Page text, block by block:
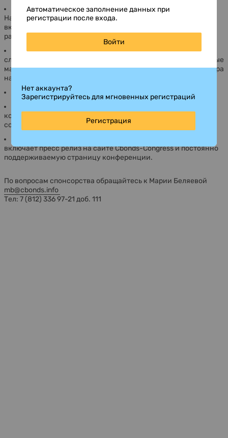
пре-маркетинга на этапе подготовки конференции.
Наименование компании и ее спонсорский статус
включаются во все рекламные рассылки Cbonds-Congress,
размещаются на сайте конференции;
маркетинга на конференции, который включает
следующие опции: стенд в фойе конференции, маркетинговые
материалы в папке участника конференции, логотип спонсора
на рекламных материалах и программе конференции;
возможности выступить в программе конференции;
количество бесплатных или льготных пропусков для
сотрудников спонсора или его клиентов;
включает пресс релиз на сайте Cbonds-Congress и постоянно
поддерживаемую страницу конференции.
По вопросам спонсорства обращайтесь к Марии Беляевой
mb@cbonds.info
Тел: 7 (812) 336 97-21 доб. 111
Автоматическое заполнение данных при
регистрации после входа.
Войти
Нет аккаунта?
Зарегистрируйтесь для мгновенных регистраций
Регистрация